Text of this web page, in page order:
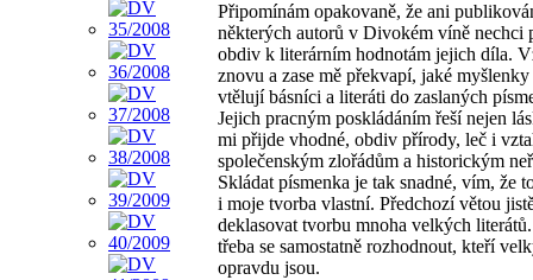
Připomínám opakovaně, že ani
některých autorů v Divokém víně nechci
obdiv k literárním hodnotám jejich díla.
znovu a zase mě překvapí, jaké
vtělují básníci a literáti do zaslaných
Jejich pracným poskládáním řeší nejen
mi přijde vhodné, obdiv přírody, leč i
společenským zlořádům a historickým
Skládat písmenka je tak snadné, vím, že
i moje tvorba vlastní. Předchozí větou
deklasovat tvorbu mnoha velkých
třeba se samostatně rozhodnout, kteří
opravdu jsou.